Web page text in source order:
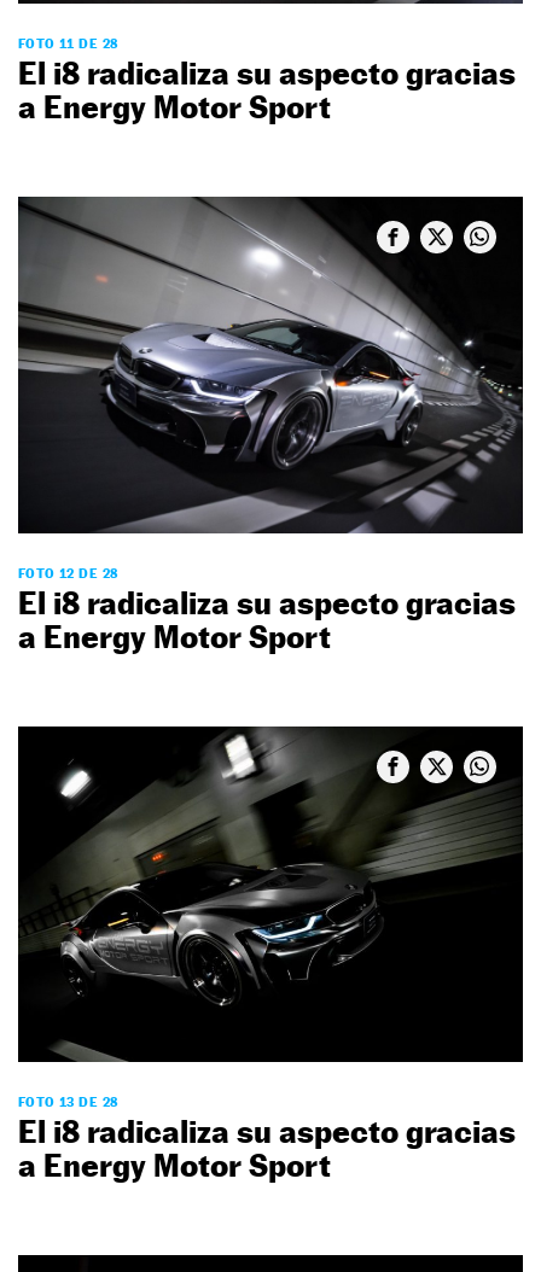
FOTO 11 DE 28
El i8 radicaliza su aspecto gracias
a Energy Motor Sport
FOTO 12 DE 28
El i8 radicaliza su aspecto gracias
a Energy Motor Sport
FOTO 13 DE 28
El i8 radicaliza su aspecto gracias
a Energy Motor Sport